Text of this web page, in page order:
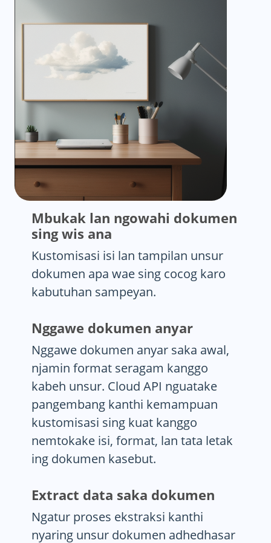
Mbukak lan ngowahi dokumen
sing wis ana
Kustomisasi isi lan tampilan unsur
dokumen apa wae sing cocog karo
kabutuhan sampeyan.
Nggawe dokumen anyar
Nggawe dokumen anyar saka awal,
njamin format seragam kanggo
kabeh unsur. Cloud API nguatake
pangembang kanthi kemampuan
kustomisasi sing kuat kanggo
nemtokake isi, format, lan tata letak
ing dokumen kasebut.
Extract data saka dokumen
Ngatur proses ekstraksi kanthi
nyaring unsur dokumen adhedhasar